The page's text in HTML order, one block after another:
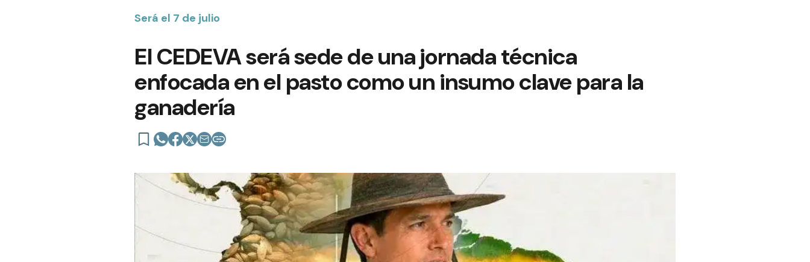
Será el 7 de julio
El CEDEVA será sede de una jornada técnica
enfocada en el pasto como un insumo clave para la
ganadería